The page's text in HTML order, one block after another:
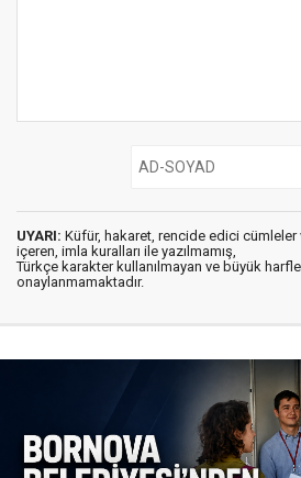
UYARI: Küfür, hakaret, rencide edici cümleler
içeren, imla kuralları ile yazılmamış,
Türkçe karakter kullanılmayan ve büyük
onaylanmamaktadır.